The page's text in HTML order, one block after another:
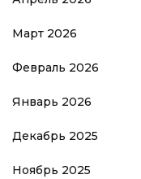
Март 2026
Февраль 2026
Январь 2026
Декабрь 2025
Ноябрь 2025